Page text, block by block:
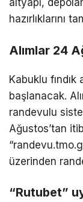
altyapı,
hazırlıklarını
Alımlar 24
Kabuklu
başlanacak.
randevulu
Ağustos’tan
üzerinden
“Rutubet”